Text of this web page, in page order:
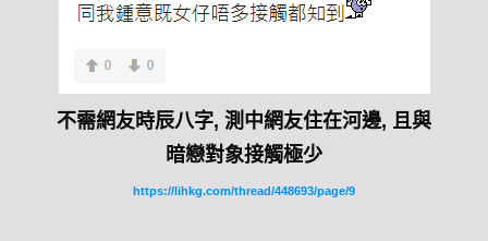
不需網友時辰八字, 測中網友住在河邊, 且與
暗戀對象接觸極少
https://lihkg.com/thread/448693/page/9